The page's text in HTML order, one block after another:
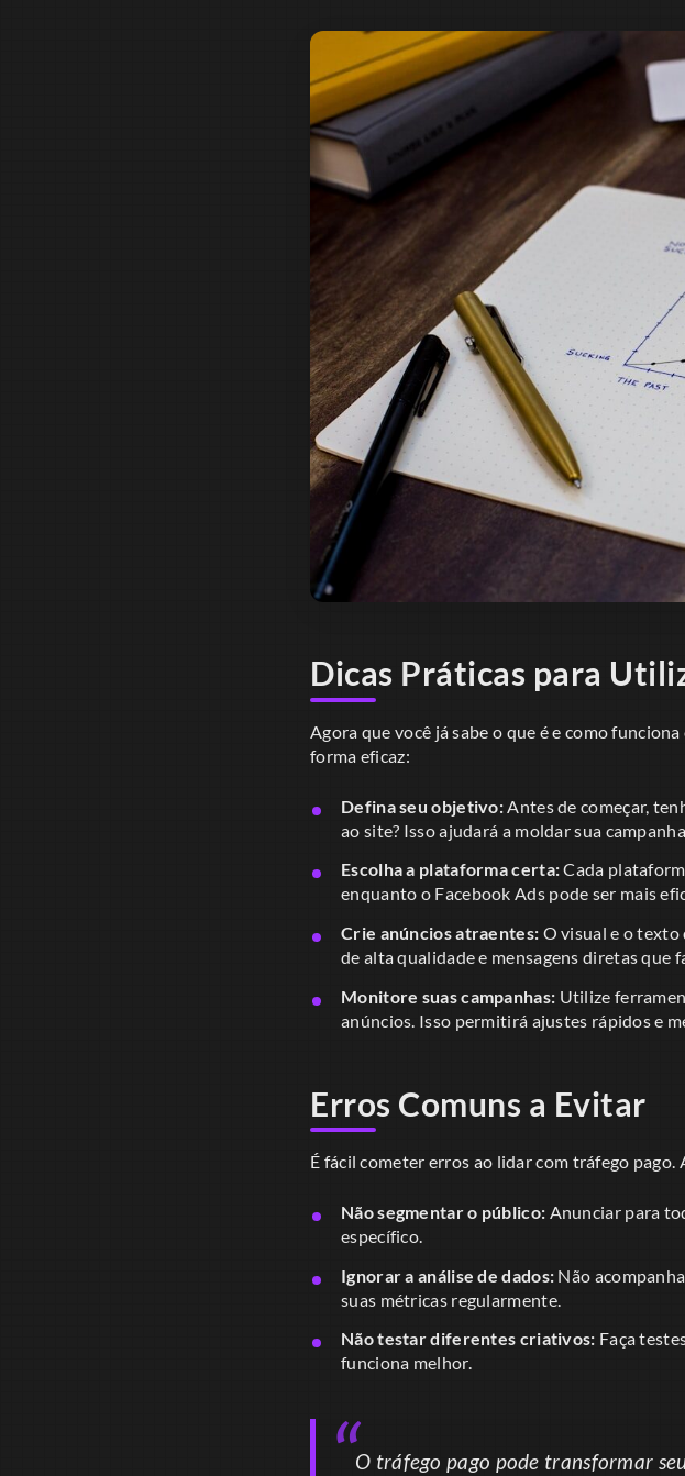
Dicas Práticas para
Agora que você já sabe o que é e como
forma eficaz:
Defina seu objetivo: Antes de começar,
ao site? Isso ajudará a moldar sua campanha.
Escolha a plataforma certa:Cada
enquanto o Facebook Ads pode ser mais
Crie anúncios atraentes: O visual e o texto
de alta qualidade e mensagens diretas que
Monitore suas campanhas: Utilize
anúncios. Isso permitirá ajustes rápidos e
Erros Comuns a Evitar
É fácil cometer erros ao lidar com tráfego pago.
Não segmentar o público: Anunciar para
específico.
Ignorar a análise de dados: Não
suas métricas regularmente.
Não testar diferentes criativos: Faça
funciona melhor.
O tráfego pago pode transformar